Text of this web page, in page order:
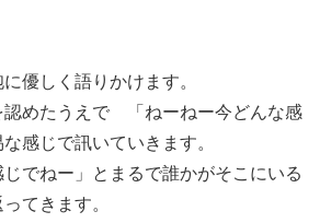
優しく語りかけます。
認めたうえで 「ねーねー今どんな感
感じで訊いていきます。
でねー」とまるで誰かがそこにいる
てきます。